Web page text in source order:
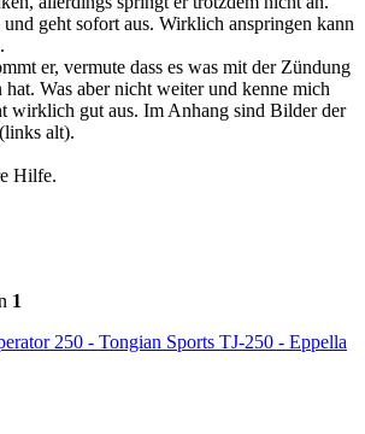
geht sofort aus. Wirklich anspringen kann
er, vermute dass es was mit der Zündung
Was aber nicht weiter und kenne mich
wirklich gut aus. Im Anhang sind Bilder der
alt).
Hilfe.
1
250 - Tongian Sports TJ-250 - Eppella